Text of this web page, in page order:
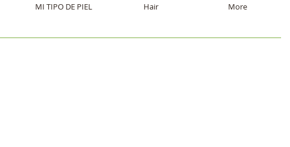
MI TIPO DE PIEL Hair More